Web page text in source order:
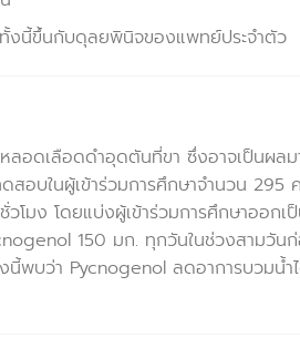
งนี้ขึ้นกับดุลยพินิจของแพทย์ประจำตัว
หลอดเลือดดำอุดตันที่ขา ซึ่งอาจเป็นผลม
สอบในผู้เข้าร่วมการศึกษาจำนวน 295
โมง โดยแบ่งผู้เข้าร่วมการศึกษาออกเ
150 มก. ทุกวันในช่วงสามวัน
นี้พบว่า Pycnogenol ลดอาการบวมน้ำ